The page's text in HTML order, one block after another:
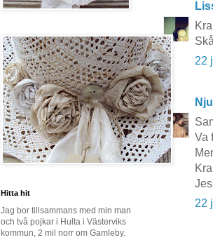
22
Va
22
Hitta hit
Jag bor tillsammans med min man
och två pojkar i Hulta i Västerviks
kommun, 2 mil norr om Gamleby.